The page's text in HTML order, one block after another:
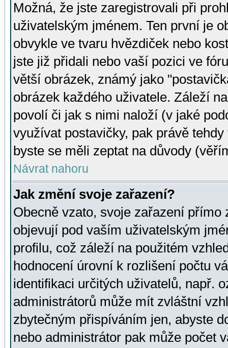
Možná, že jste zaregistrovali při
uživatelským jménem. Ten první je
obvykle ve tvaru hvězdiček nebo
jste již přidali nebo vaší pozici ve
větší obrázek, známý jako
obrázek každého uživatele. Záleží
povolí či jak s nimi naloží (v jaké
využívat postavičky, pak právě
byste se měli zeptat na důvody
Návrat nahoru
Jak změní svoje zařazení?
Obecně vzato, svoje zařazení přímo
objevují pod vaším uživatelským
profilu, což záleží na použitém
hodnocení úrovní k rozlišení počtu
identifikaci určitých uživatelů, např.
administrátorů může mít zvláštní
zbytečným přispíváním jen, abyste
nebo administrátor pak může počet